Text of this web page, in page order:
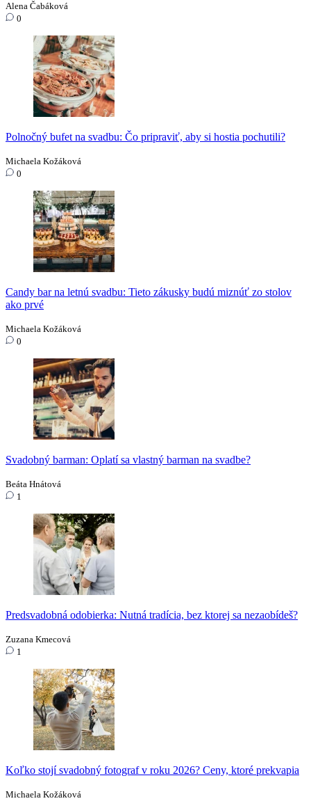
Alena Čabáková
0
Polnočný bufet na svadbu: Čo pripraviť, aby si hostia pochutili?
Michaela Kožáková
0
Candy bar na letnú svadbu: Tieto zákusky budú miznúť zo stolov
ako prvé
Michaela Kožáková
0
Svadobný barman: Oplatí sa vlastný barman na svadbe?
Beáta Hnátová
1
Predsvadobná odobierka: Nutná tradícia, bez ktorej sa nezaobídeš?
Zuzana Kmecová
1
Koľko stojí svadobný fotograf v roku 2026? Ceny, ktoré prekvapia
Michaela Kožáková